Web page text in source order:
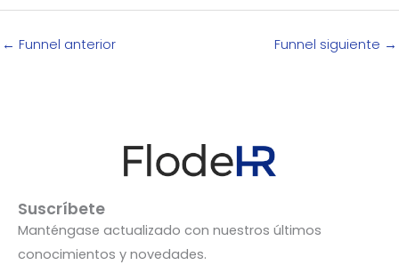
← Funnel anterior Funnel siguiente →
Suscríbete
Manténgase actualizado con nuestros últimos
conocimientos y novedades.